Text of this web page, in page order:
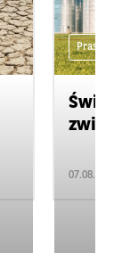
Prasa
07.08.2026